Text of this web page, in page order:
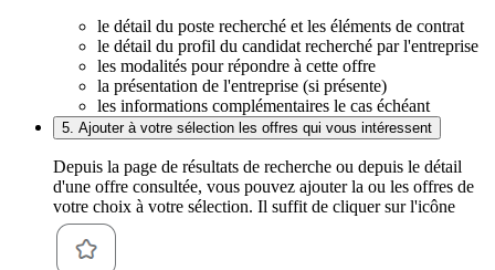
le détail du poste recherché et les éléments de contrat
le détail du profil du candidat recherché par l'entreprise
les modalités pour répondre à cette offre
la présentation de l'entreprise (si présente)
les informations complémentaires le cas échéant
5. Ajouter à votre sélection les offres qui vous intéressent
Depuis la page de résultats de recherche ou depuis le détail
d'une offre consultée, vous pouvez ajouter la ou les offres de
votre choix à votre sélection. Il suffit de cliquer sur l'icône